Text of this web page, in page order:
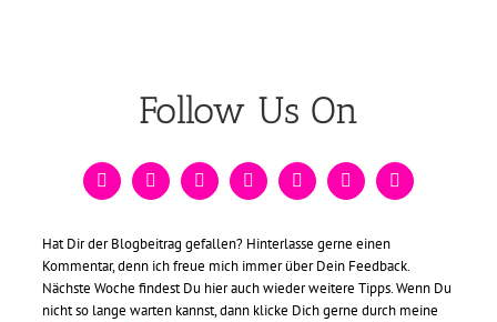
Follow Us On
Hat Dir der Blogbeitrag gefallen? Hinterlasse gerne einen
Kommentar, denn ich freue mich immer über Dein Feedback.
Nächste Woche findest Du hier auch wieder weitere Tipps. Wenn Du
nicht so lange warten kannst, dann klicke Dich gerne durch meine